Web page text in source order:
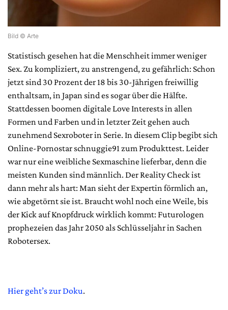
Bild © Arte
Statistisch gesehen hat die Menschheit immer weniger
Sex. Zu kompliziert, zu anstrengend, zu gefährlich: Schon
jetzt sind 30 Prozent der 18 bis 30-Jährigen freiwillig
enthaltsam, in Japan sind es sogar über die Hälfte.
Stattdessen boomen digitale Love Interests in allen
Formen und Farben und in letzter Zeit gehen auch
zunehmend Sexroboter in Serie. In diesem Clip begibt sich
Online-Pornostar schnuggie91 zum Produkttest. Leider
war nur eine weibliche Sexmaschine lieferbar, denn die
meisten Kunden sind männlich. Der Reality Check ist
dann mehr als hart: Man sieht der Expertin förmlich an,
wie abgetörnt sie ist. Braucht wohl noch eine Weile, bis
der Kick auf Knopfdruck wirklich kommt: Futurologen
prophezeien das Jahr 2050 als Schlüsseljahr in Sachen
Robotersex.
Hier geht’s zur Doku.